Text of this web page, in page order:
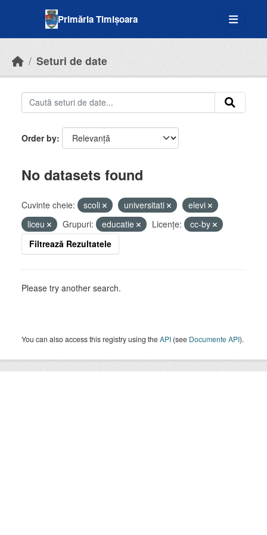
Primăria Timișoara
Seturi de date
Order by
No datasets found
Cuvinte cheie: scoli universitati
elevi
liceu
Grupuri: educatie Licenţe:
cc-by
Filtrează Rezultatele
Please try another search.
You can also access this registry using theAPI (see Documente API).